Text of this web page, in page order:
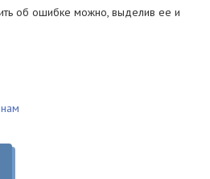
об ошибке можно, выделив ее и